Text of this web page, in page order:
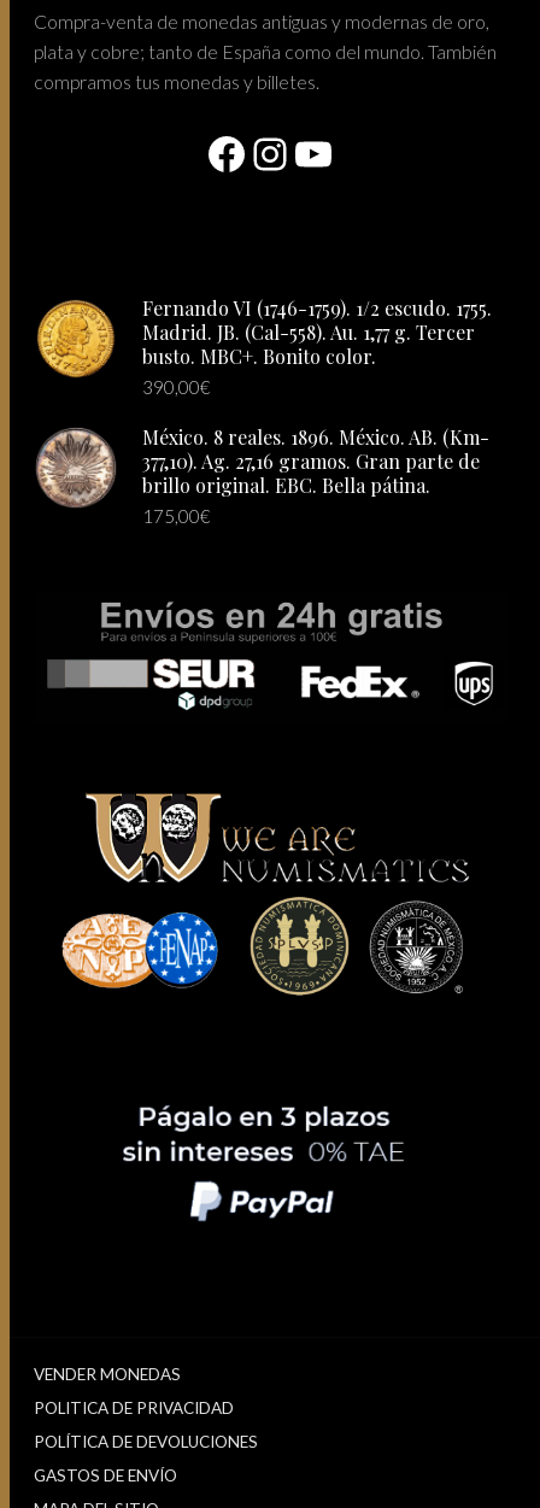
Compra-venta de monedas antiguas y modernas de oro,
plata y cobre; tanto de España como del mundo. También
compramos tus monedas y billetes.
Facebook
Instagram
YouTube
Fernando VI (1746-1759). 1/2 escudo. 1755.
Madrid. JB. (Cal-558). Au. 1,77 g. Tercer
busto. MBC+. Bonito color.
390,00€
México. 8 reales. 1896. México. AB. (Km-
377,10). Ag. 27,16 gramos. Gran parte de
brillo original. EBC. Bella pátina.
175,00€
VENDER MONEDAS
POLITICA DE PRIVACIDAD
POLÍTICA DE DEVOLUCIONES
GASTOS DE ENVÍO